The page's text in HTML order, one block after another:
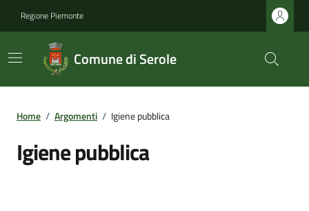
Regione Piemonte
Comune di Serole
Home / Argomenti / Igiene pubblica
Igiene pubblica